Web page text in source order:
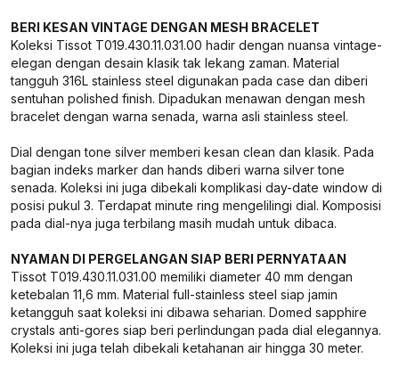
BERI KESAN VINTAGE DENGAN MESH BRACELET
Koleksi Tissot T019.430.11.031.00 hadir dengan nuansa vintage-
elegan dengan desain klasik tak lekang zaman. Material
tangguh 316L stainless steel digunakan pada case dan diberi
sentuhan polished finish. Dipadukan menawan dengan mesh
bracelet dengan warna senada, warna asli stainless steel.
Dial dengan tone silver memberi kesan clean dan klasik. Pada
bagian indeks marker dan hands diberi warna silver tone
senada. Koleksi ini juga dibekali komplikasi day-date window di
posisi pukul 3. Terdapat minute ring mengelilingi dial. Komposisi
pada dial-nya juga terbilang masih mudah untuk dibaca.
NYAMAN DI PERGELANGAN SIAP BERI PERNYATAAN
Tissot T019.430.11.031.00 memiliki diameter 40 mm dengan
ketebalan 11,6 mm. Material full-stainless steel siap jamin
ketangguh saat koleksi ini dibawa seharian. Domed sapphire
crystals anti-gores siap beri perlindungan pada dial elegannya.
Koleksi ini juga telah dibekali ketahanan air hingga 30 meter.